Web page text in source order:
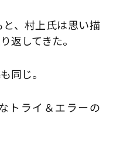
、村上氏は思い描
返してきた。
同じ。
トライ＆エラーの